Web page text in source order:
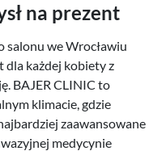
na prezent
salonu we Wrocławiu
dla każdej kobiety z
BAJER CLINIC to
klimacie, gdzie
zaawansowane
medycynie